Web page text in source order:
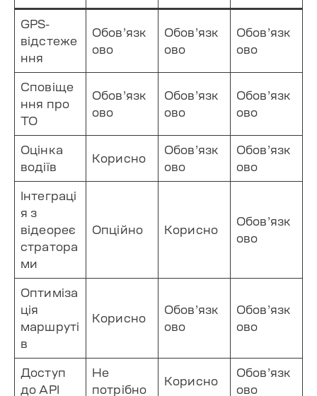
GPS-
відстеже
ння
Обов’язк
ово
Обов’язк
ово
Обов’язк
ово
Сповіще
ння про
ТО
Обов’язк
ово
Обов’язк
ово
Обов’язк
ово
Оцінка
водіїв
Корисно
Обов’язк
ово
Обов’язк
ово
Інтеграці
я з
відеореє
стратора
ми
Опційно Корисно
Обов’язк
ово
Оптиміза
ція
маршруті
в
Корисно
Обов’язк
ово
Обов’язк
ово
Доступ
до API
Не
потрібно
Корисно
Обов’язк
ово